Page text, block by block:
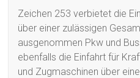
Zeichen 253 verbietet die
über einer zulässigen
ausgenommen Pkw und
ebenfalls die Einfahrt für
und Zugmaschinen über